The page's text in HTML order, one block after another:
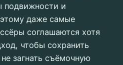
подвижности и
даже самые
соглашаются хотя
чтобы сохранить
загнать съёмочную